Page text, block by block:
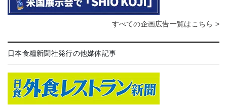
すべての企画広告一覧はこちら >
日本食糧新聞社発行の他媒体記事